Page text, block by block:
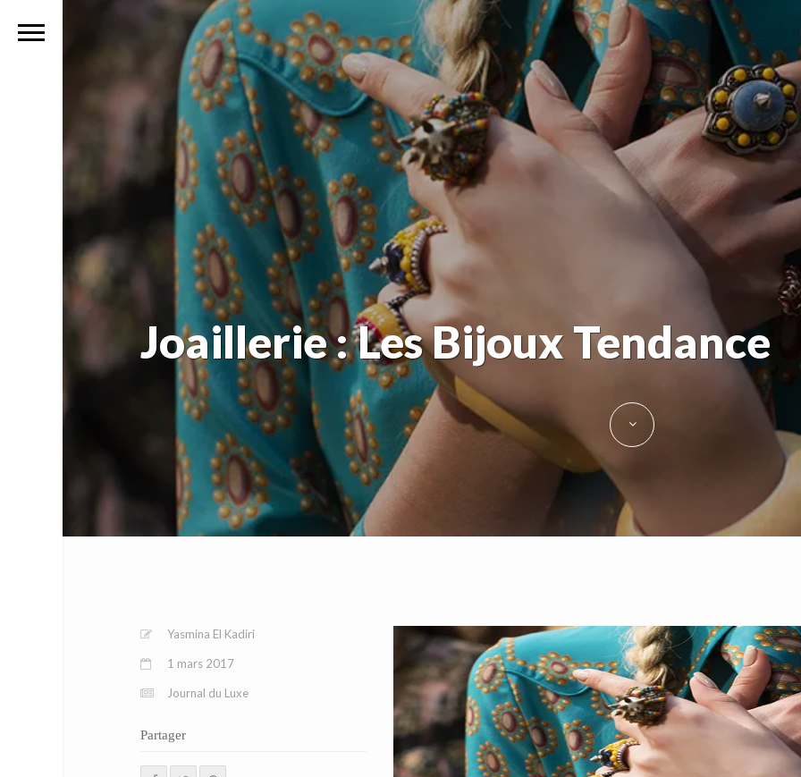
Joaillerie : Les Bijoux Tendance
Yasmina El Kadiri
1 mars 2017
Journal du Luxe
Partager